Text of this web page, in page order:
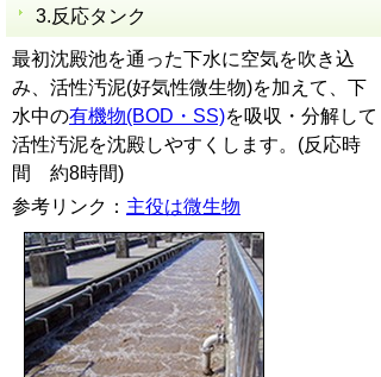
3.反応タンク
最初沈殿池を通った下水に空気を吹き込
み、活性汚泥(好気性微生物)を加えて、下
水中の有機物(BOD・SS)を吸収・分解して
活性汚泥を沈殿しやすくします。(反応時
間 約8時間)
参考リンク： 主役は微生物